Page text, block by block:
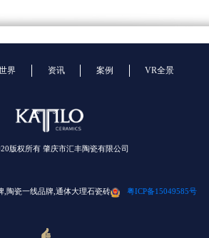
界 资讯 案例 VR全景
版权所有 肇庆市汇丰陶瓷有限公司
,陶瓷一线品牌,通体大理石瓷砖 粤ICP备15049585号